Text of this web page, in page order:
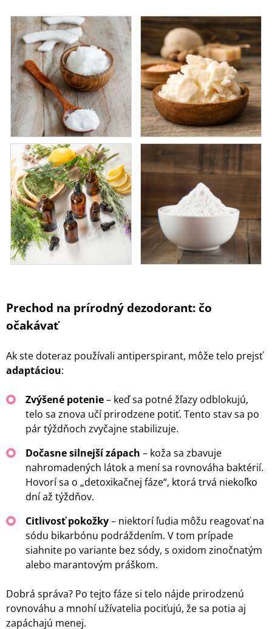
Prechod na prírodný dezodorant: čo
očakávať
Ak ste doteraz používali antiperspirant, môže telo prejsť
adaptáciou:
Zvýšené potenie– keď sa potné žľazy odblokujú,
telo sa znova učí prirodzene potiť. Tento stav sa po
pár týždňoch zvyčajne stabilizuje.
Dočasne silnejší zápach – koža sa zbavuje
nahromadených látok a mení sa rovnováha baktérií.
Hovorí sa o „detoxikačnej fáze“, ktorá trvá niekoľko
dní až týždňov.
Citlivosť pokožky– niektorí ľudia môžu reagovať na
sódu bikarbónu podráždením. V tom prípade
siahnite po variante bez sódy, s oxidom zinočnatým
alebo marantovým práškom.
Dobrá správa? Po tejto fáze si telo nájde prirodzenú
rovnováhu a mnohí užívatelia pociťujú, že sa potia aj
zapáchajú menej.